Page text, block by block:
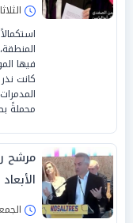
الثلاثاء 03/فبراير/
فيها
كانت
محملةً
مرشح
الجمعة 23/يناير/